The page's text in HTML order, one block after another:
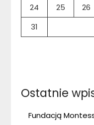
24
25 26
31
Ostatnie
Fundacją